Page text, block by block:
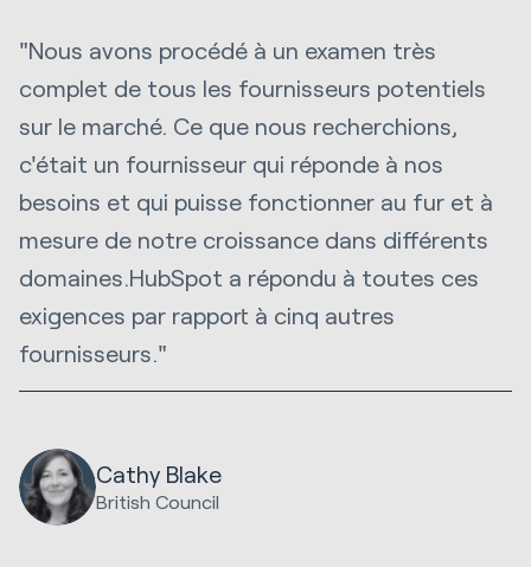
Cathy Blake
British Council
"Nous avons procédé à un examen très
complet de tous les fournisseurs potentiels
sur le marché. Ce que nous recherchions,
c'était un fournisseur qui réponde à nos
besoins et qui puisse fonctionner au fur et à
mesure de notre croissance dans différents
domaines.HubSpot a répondu à toutes ces
exigences par rapport à cinq autres
fournisseurs."